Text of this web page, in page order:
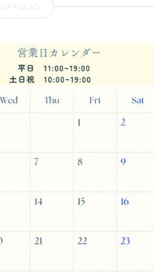
メーション